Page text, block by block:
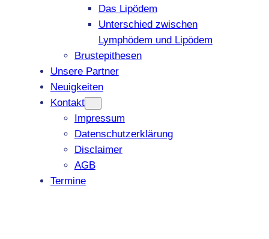
Das Lipödem
Unterschied zwischen
Lymphödem und Lipödem
Brustepithesen
Unsere Partner
Neuigkeiten
Kontakt
Impressum
Datenschutzerklärung
Disclaimer
AGB
Termine